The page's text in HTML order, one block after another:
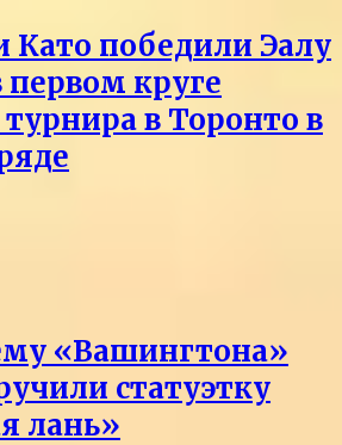
Като победили Эалу
круге
в Торонто в
«Вашингтона»
статуэтку
лань»